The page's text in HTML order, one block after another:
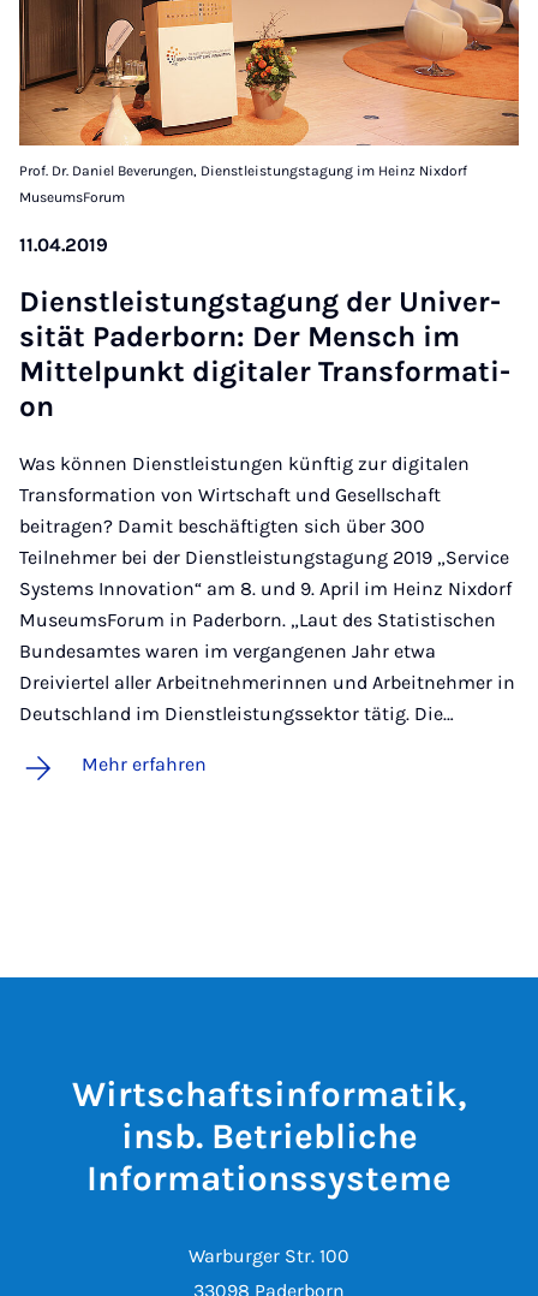
Prof. Dr. Daniel Beverungen, Dienstleistungstagung im Heinz Nixdorf
MuseumsForum
11.04.2019
Dienst­leis­tungs­ta­gung der Uni­ver­
si­tät Pa­der­born: Der Mensch im
Mit­tel­punkt di­gi­ta­ler Trans­for­ma­ti­
on
Was können Dienstleistungen künftig zur digitalen
Transformation von Wirtschaft und Gesellschaft
beitragen? Damit beschäftigten sich über 300
Teilnehmer bei der Dienstleistungstagung 2019 „Service
Systems Innovation“ am 8. und 9. April im Heinz Nixdorf
MuseumsForum in Paderborn. „Laut des Statistischen
Bundesamtes waren im vergangenen Jahr etwa
Dreiviertel aller Arbeitnehmerinnen und Arbeitnehmer in
Deutschland im Dienstleistungssektor tätig. Die…
Mehr erfahren
Wirtschaftsinformatik,
insb. Betriebliche
Informationssysteme
Warburger Str. 100
33098 Paderborn